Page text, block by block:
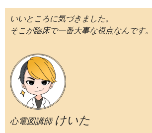
いいところに気づきました。
そこが臨床で一番大事な視点なんです。
心電図講師 けいた